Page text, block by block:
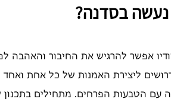
בסדנה?
אפשר להרגיש את החיבור והאהבה
ליצירת האמנות של כל אחת
הטבעות הפרחים. מתחילים בתכנון